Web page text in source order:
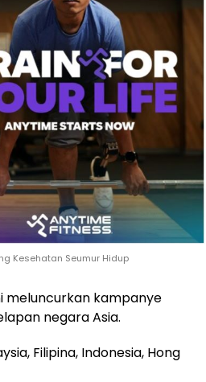
Kesehatan Seumur Hidup
meluncurkan kampanye
negara Asia.
Filipina, Indonesia, Hong